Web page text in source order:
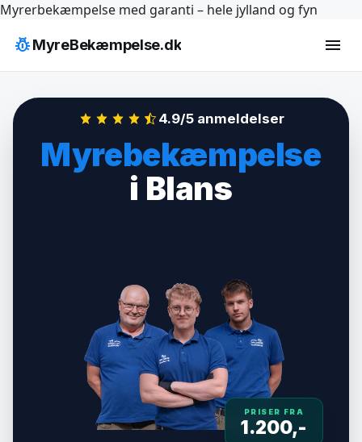
Hop
indhold
Myrerbekæmpelse med garanti – hele jylland og fyn
pest_controlMyreBekæmpelse.dk menu
4.9/5 anmeldelser
Myrebekæmpelse
i Blans
PRISER FRA
1.200,-